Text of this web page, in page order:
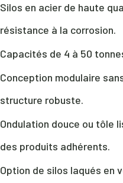
Silos en acier de haute
résistance à la corrosion.
Capacités de 4 à 50
Conception modulaire
structure robuste.
Ondulation douce ou tôle
des produits adhérents.
Option de silos laqués en